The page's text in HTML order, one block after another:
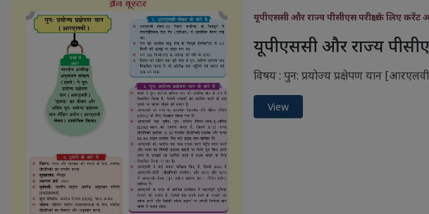
यूपीएससी और राज्य पीसीएस परीक्षा के लिए
यूपीएससी और राज्य
विषय : पुन: प्रयोज्य प्रक्षेपण यान
View